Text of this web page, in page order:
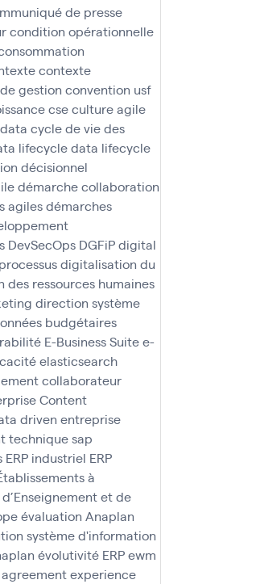
de presse
condition opérationnelle
contexte
gestion convention usf
cseculture agile
cycle de vie des
lifecycledata lifecycle
décisionnel
démarche collaboration
agilesdémarches
DevSecOps DGFiPdigital
digitalisation du
des ressources humaines
direction système
budgétaires
E-Business Suitee-
elasticsearch
collaborateur
Content
driven entreprise
technique sap
ERP industriel ERP
à
et de
évaluation Anaplan
système d'information
évolutivité ERPewm
experience